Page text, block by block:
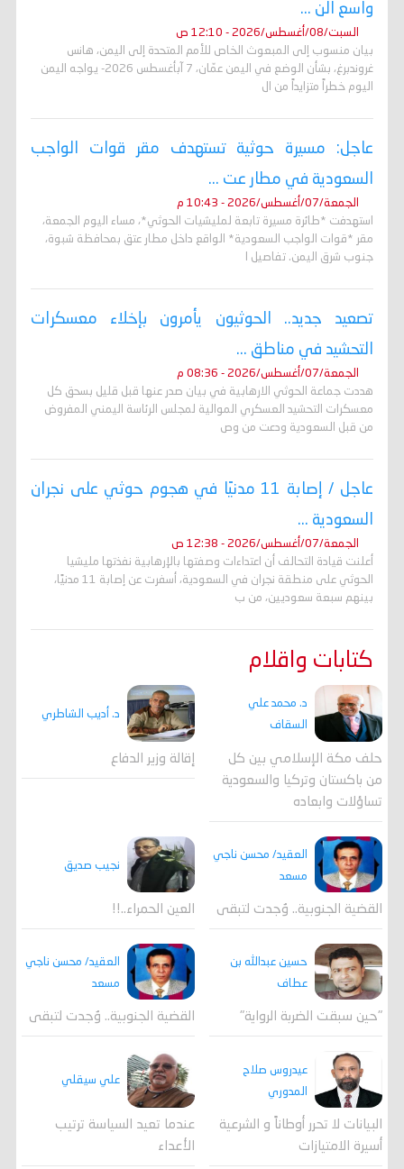
واسع الن ...
السبت/08/أغسطس/2026 - 12:10 ص
بيان منسوب إلى المبعوث الخاص للأمم المتحدة إلى اليمن، هانس
غروندبرغ، بشأن الوضع في اليمن عمّان، 7 آبأغسطس 2026- يواجه اليمن
اليوم خطراً متزايداً من ال
عاجل: مسيرة حوثية تستهدف مقر قوات الواجب
السعودية في مطار عت ...
الجمعة/07/أغسطس/2026 - 10:43 م
استهدفت *طائرة مسيرة تابعة لمليشيات الحوثي*، مساء اليوم الجمعة،
مقر *قوات الواجب السعودية* الواقع داخل مطار عتق بمحافظة شبوة،
جنوب شرق اليمن. تفاصيل ا
تصعيد جديد.. الحوثيون يأمرون بإخلاء معسكرات
التحشيد في مناطق ...
الجمعة/07/أغسطس/2026 - 08:36 م
هددت جماعة الحوثي الارهابية في بيان صدر عنها قبل قليل بسحق كل
معسكرات التحشيد العسكري الموالية لمجلس الرئاسة اليمني المفروض
من قبل السعودية ودعت من وص
عاجل / إصابة 11 مدنيًا في هجوم حوثي على نجران
السعودية ...
الجمعة/07/أغسطس/2026 - 12:38 ص
أعلنت قيادة التحالف أن اعتداءات وصفتها بالإرهابية نفذتها مليشيا
الحوثي على منطقة نجران في السعودية، أسفرت عن إصابة 11 مدنيًا،
بينهم سبعة سعوديين، من ب
كتابات واقلام
د. محمد علي
السقاف
حلف مكة الإسلامي بين كل
من باكستان وتركيا والسعودية
تساؤلات وابعاده
د. أديب الشاطري
إقالة وزير الدفاع
العقيد/ محسن ناجي
مسعد
القضية الجنوبية.. وُجدت لتبقى
نجيب صديق
العين الحمراء..!!
حسين عبدالله بن
عطاف
"حين سبقت الضربة الرواية"
العقيد/ محسن ناجي
مسعد
القضية الجنوبية.. وُجدت لتبقى
عيدروس صلاح
المدوري
البيانات لا تحرر أوطاناً و الشرعية
أسيرة الامتيازات
علي سيقلي
عندما تعيد السياسة ترتيب
الأعداء